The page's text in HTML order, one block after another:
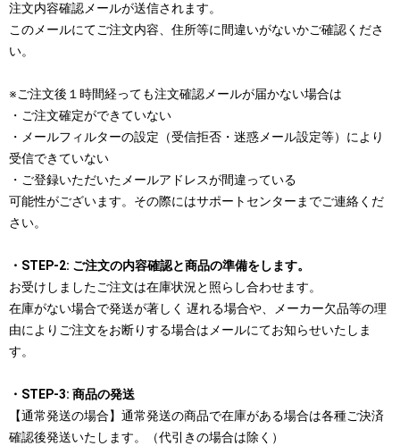
注文内容確認メールが送信されます。
このメールにてご注文内容、住所等に間違いがないかご確認くださ
い。
※ご注文後１時間経っても注文確認メールが届かない場合は
・ご注文確定ができていない
・メールフィルターの設定（受信拒否・迷惑メール設定等）により
受信できていない
・ご登録いただいたメールアドレスが間違っている
可能性がございます。その際にはサポートセンターまでご連絡くだ
さい。
・STEP-2: ご注文の内容確認と商品の準備をします。
お受けしましたご注文は在庫状況と照らし合わせます。
在庫がない場合で発送が著しく 遅れる場合や、メーカー欠品等の理
由によりご注文をお断りする場合はメールにてお知らせいたしま
す。
・STEP-3: 商品の発送
【通常発送の場合】通常発送の商品で在庫がある場合は各種ご決済
確認後発送いたします。（代引きの場合は除く）